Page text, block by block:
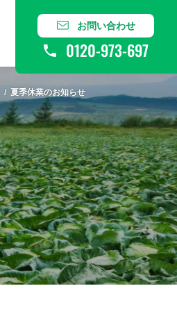
お問い合わせ
0120-973-697
夏季休業のお知らせ